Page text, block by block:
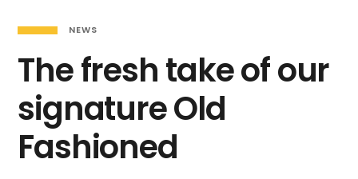
NEWS
The fresh take of our
signature Old
Fashioned